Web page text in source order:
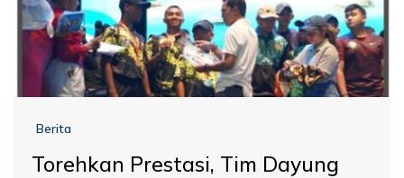
Berita
Torehkan Prestasi, Tim Dayung